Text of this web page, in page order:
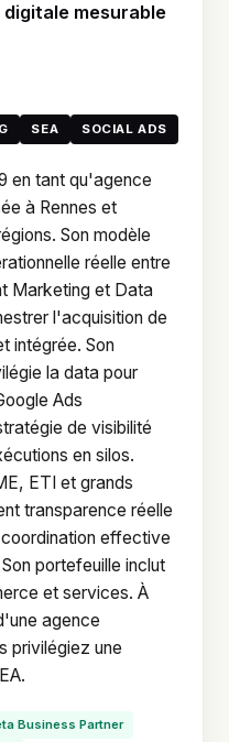
mesurable
SEA SOCIAL ADS
en tant qu'agence
à Rennes et
Son modèle
réelle entre
Marketing et Data
l'acquisition de
intégrée. Son
la data pour
Ads
de visibilité
en silos.
ETI et grands
transparence réelle
effective
portefeuille inclut
et services. À
agence
privilégiez une
Business Partner